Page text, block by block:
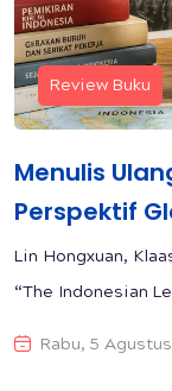
Review Buku
Menulis
Perspektif
Lin Hongxuan,
“The Indonesian
Rabu, 5